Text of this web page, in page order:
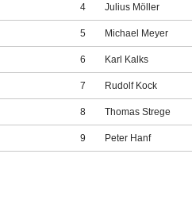
4 Julius Möller
5 Michael Meyer
6 Karl Kalks
7 Rudolf Kock
8 Thomas Strege
9 Peter Hanf